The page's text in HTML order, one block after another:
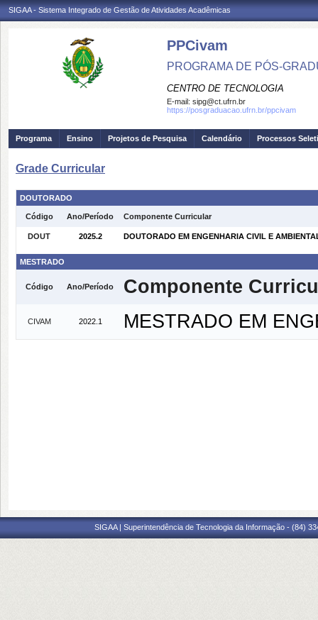
SIGAA - Sistema Integrado de Gestão de Atividades Acadêmicas
PPCivam
PROGRAMA DE PÓS-
CENTRO DE TECNOLOGIA
E-mail: sipg@ct.ufrn.br
https://posgraduacao.ufrn.br/ppcivam
Programa Ensino Projetos de Pesquisa Calendário Processos
Grade Curricular
DOUTORADO
Código Ano/Período Componente Curricular
DOUT 2025.2 DOUTORADO EM ENGENHARIA CIVIL E
MESTRADO
Código Ano/Período Componente
CIVAM 2022.1 MESTRADO EM
SIGAA | Superintendência de Tecnologia da Informação - (84)